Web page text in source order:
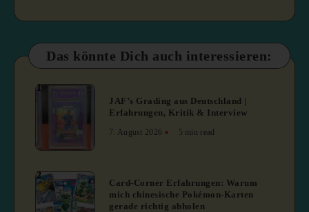
Das könnte Dich auch interessieren:
1
JAF’s Grading aus Deutschland |
Erfahrungen, Kritik & Interview
7. August 2026 5 min read
2
Card-Corner Erfahrungen: Warum
mich chinesische Pokémon-Karten
gerade richtig abholen